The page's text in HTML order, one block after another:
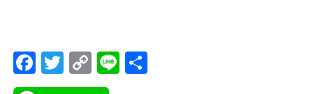
F
ac
T
wi
C
o
Li